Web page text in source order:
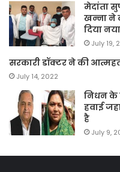
मेदांता
खन्ना ने
दिया
July 19,
सरकारी डॉक्टर ने की
July 14, 2022
निधन के
हवाई
है
July 9,